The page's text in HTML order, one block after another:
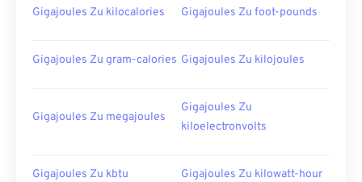
Gigajoules Zu kilocalories Gigajoules Zu foot-pounds
Gigajoules Zu gram-calories Gigajoules Zu kilojoules
Gigajoules Zu megajoules
Gigajoules Zu
kiloelectronvolts
Gigajoules Zu kbtu Gigajoules Zu kilowatt-hour